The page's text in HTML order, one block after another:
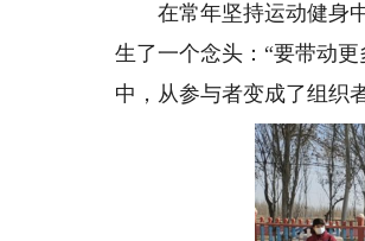
在常年坚持运动健身中
生了一个念头：“要带动
中，从参与者变成了组织者